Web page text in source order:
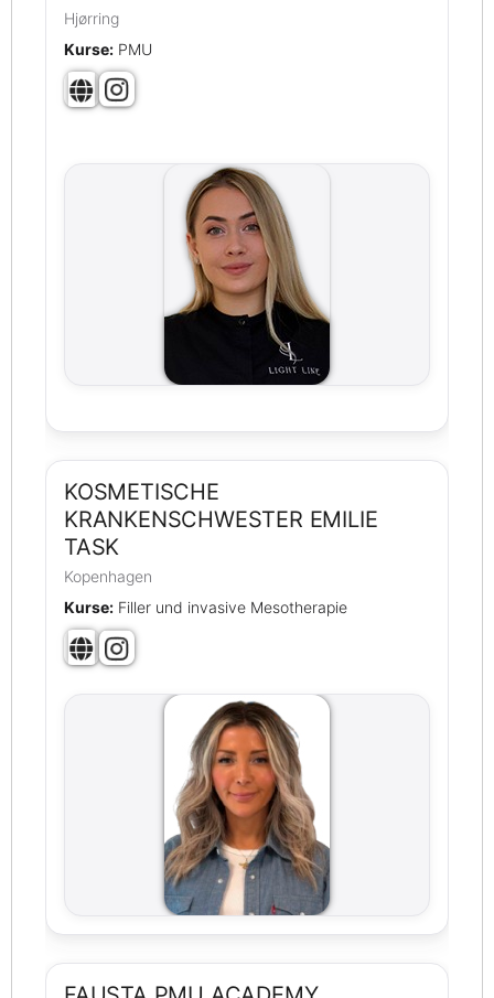
Hjørring
Kurse: PMU
KOSMETISCHE
KRANKENSCHWESTER EMILIE
TASK
Kopenhagen
Kurse: Filler und invasive Mesotherapie